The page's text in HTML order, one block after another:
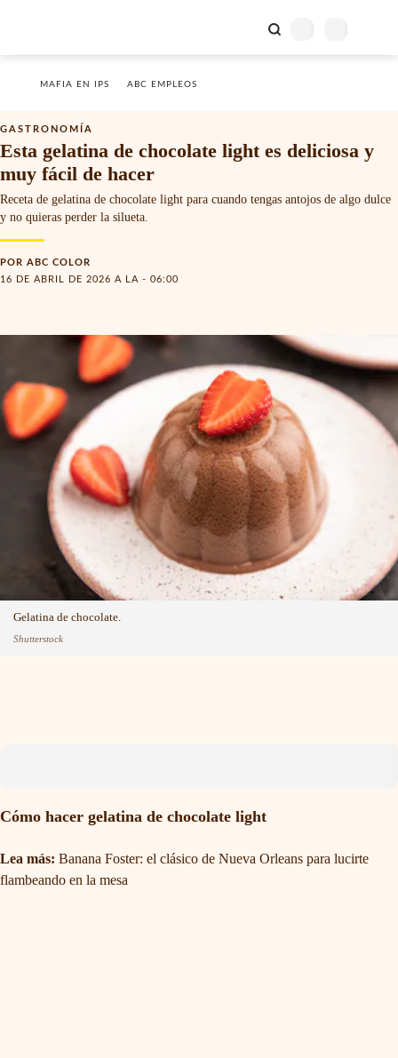
MAFIA EN IPS ABC EMPLEOS
GASTRONOMÍA
Esta gelatina de chocolate light es deliciosa y
muy fácil de hacer
Receta de gelatina de chocolate light para cuando tengas antojos de algo dulce
y no quieras perder la silueta.
POR ABC COLOR
16 DE ABRIL DE 2026 A LA - 06:00
Gelatina de chocolate.
Shutterstock
Cómo hacer gelatina de chocolate light
Lea más: Banana Foster: el clásico de Nueva Orleans para lucirte
flambeando en la mesa